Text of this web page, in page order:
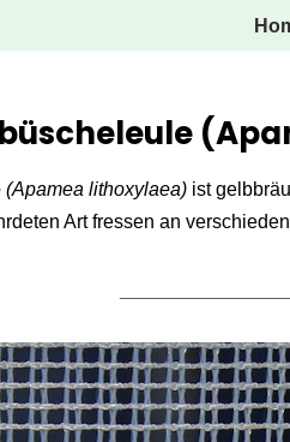
(Apamea lithoxylaea) ist
Art fressen an